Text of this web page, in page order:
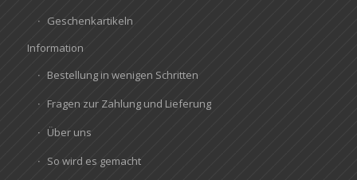
Geschenkartikeln
Information
Bestellung in wenigen Schritten
Fragen zur Zahlung und Lieferung
Über uns
So wird es gemacht